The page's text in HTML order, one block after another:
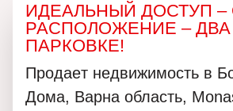
ИДЕАЛЬНЫЙ ДОСТУП
РАСПОЛОЖЕНИЕ –
ПАРКОВКЕ!
Продаeт недвижимость в
Дома, Варна область,